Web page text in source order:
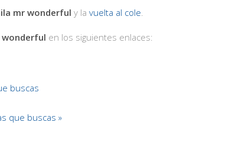
mr wonderful y la vuelta al cole
en los siguientes enlaces:
buscas
que buscas »